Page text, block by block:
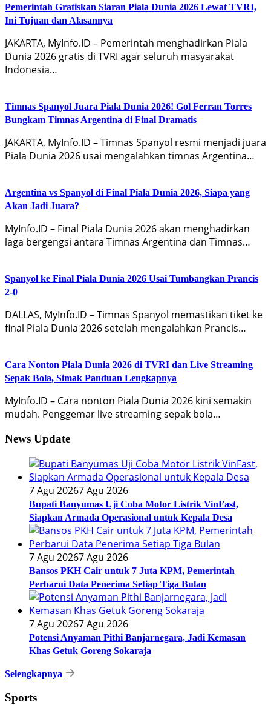
Pemerintah Gratiskan Siaran Piala Dunia 2026 Lewat TVRI,
Ini Tujuan dan Alasannya
JAKARTA, MyInfo.ID – Pemerintah menghadirkan Piala
Dunia 2026 gratis di TVRI agar seluruh masyarakat
Indonesia…
Timnas Spanyol Juara Piala Dunia 2026! Gol Ferran Torres
Bungkam Timnas Argentina di Final Dramatis
JAKARTA, MyInfo.ID – Timnas Spanyol resmi menjadi juara
Piala Dunia 2026 usai mengalahkan timnas Argentina…
Argentina vs Spanyol di Final Piala Dunia 2026, Siapa yang
Akan Jadi Juara?
MyInfo.ID – Final Piala Dunia 2026 akan menghadirkan
laga bergengsi antara Timnas Argentina dan Timnas…
Spanyol ke Final Piala Dunia 2026 Usai Tumbangkan Prancis
2-0
DALLAS, MyInfo.ID – Timnas Spanyol memastikan tiket ke
final Piala Dunia 2026 setelah mengalahkan Prancis…
Cara Nonton Piala Dunia 2026 di TVRI dan Live Streaming
Sepak Bola, Simak Panduan Lengkapnya
MyInfo.ID – Cara nonton Piala Dunia 2026 kini semakin
mudah. Penggemar live streaming sepak bola…
News Update
7 Agu 20267 Agu 2026
Bupati Banyumas Uji Coba Motor Listrik VinFast,
Siapkan Armada Operasional untuk Kepala Desa
7 Agu 20267 Agu 2026
Bansos PKH Cair untuk 7 Juta KPM, Pemerintah
Perbarui Data Penerima Setiap Tiga Bulan
7 Agu 20267 Agu 2026
Potensi Anyaman Pithi Banjarnegara, Jadi Kemasan
Khas Getuk Goreng Sokaraja
Selengkapnya
Sports